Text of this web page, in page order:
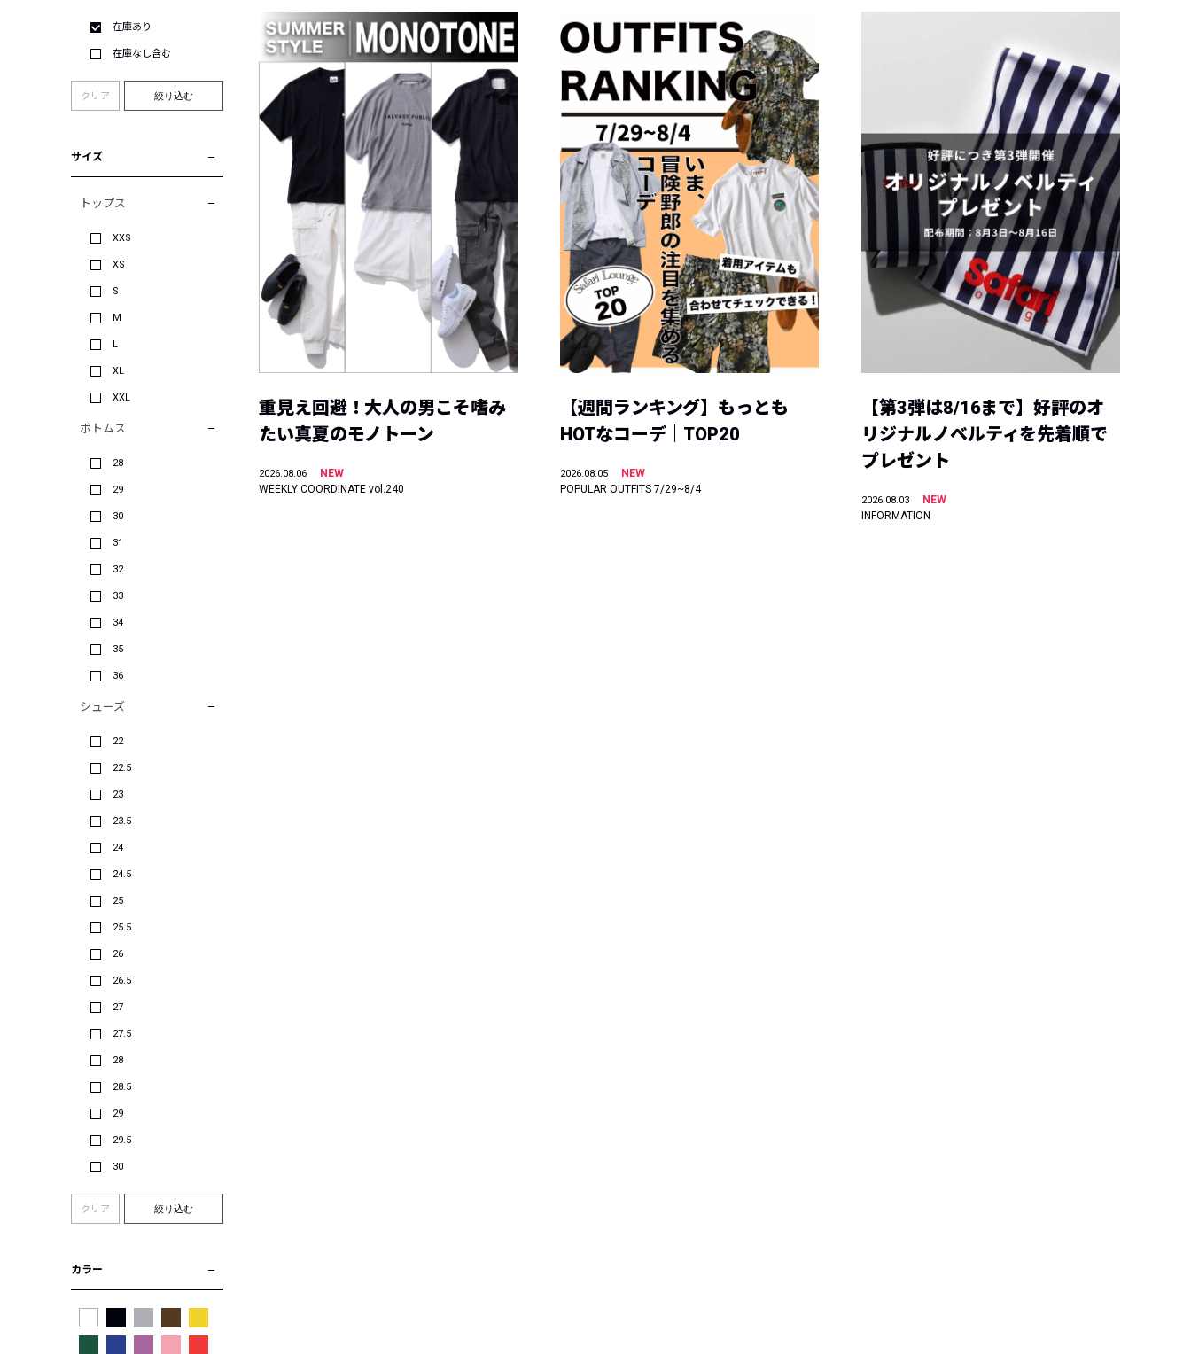
在庫あり
在庫なし含む
クリア 絞り込む
サイズ
トップス
XXS
XS
S
M
L
XL
XXL
ボトムス
28
29
30
31
32
33
34
35
36
シューズ
22
22.5
23
23.5
24
24.5
25
25.5
26
26.5
27
27.5
28
28.5
29
29.5
30
クリア 絞り込む
カラー
重見え回避！大人の男こそ嗜み
たい真夏のモノトーン
2026.08.06
NEW
WEEKLY COORDINATE vol.240
【週間ランキング】もっとも
HOTなコーデ｜TOP20
2026.08.05
NEW
POPULAR OUTFITS 7/29~8/4
【第3弾は8/16まで】好評のオ
リジナルノベルティを先着順で
プレゼント
2026.08.03
NEW
INFORMATION